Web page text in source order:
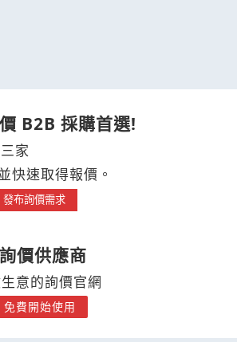
B2B 採購首選!
家
快速取得報價。
發布詢價需求
價供應商
意的詢價官網
免費開始使用